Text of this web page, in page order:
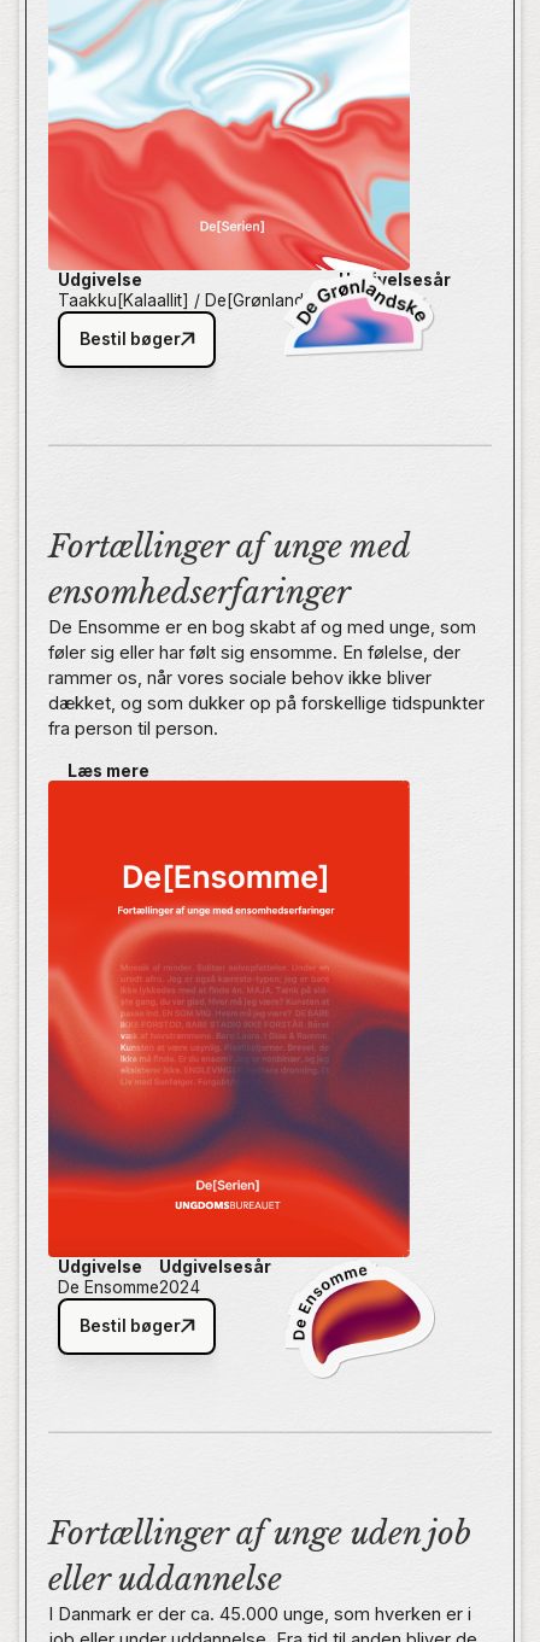
Udgivelse
Taakku[Kalaallit] / De[Grønlandske]
Udgivelsesår
2025
Bestil bøger
grønlandsk baggrund –gennem deres individuelle
fortælling fortalt på deres egne præmisser.
Udgivelse
De Ensomme
Udgivelsesår
2024
Bestil bøger
Fortællinger af unge med
ensomhedserfaringer
De Ensomme er en bog skabt af og med unge, som
føler sig eller har følt sig ensomme. En følelse, der
rammer os, når vores sociale behov ikke bliver
dækket, og som dukker op på forskellige tidspunkter
fra person til person.
I Danmark er der mange unge, der føler sig langvarigt
Derfor har vi bedt en række unge om at sætte ord på
den ensomhed, de har følt. Det er der kommet 22
vigtige og personlige fortællinger ud af.
Læs mere
Fortællinger af unge uden job
eller uddannelse
I Danmark er der ca. 45.000 unge, som hverken er i